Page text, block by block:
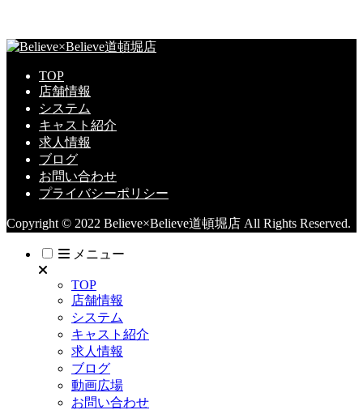
TOP
店舗情報
システム
キャスト紹介
求人情報
ブログ
お問い合わせ
プライバシーポリシー
Copyright © 2022 Believe×Believe道頓堀店 All Rights Reserved.
メニュー
TOP
店舗情報
システム
キャスト紹介
求人情報
ブログ
動画広場
お問い合わせ